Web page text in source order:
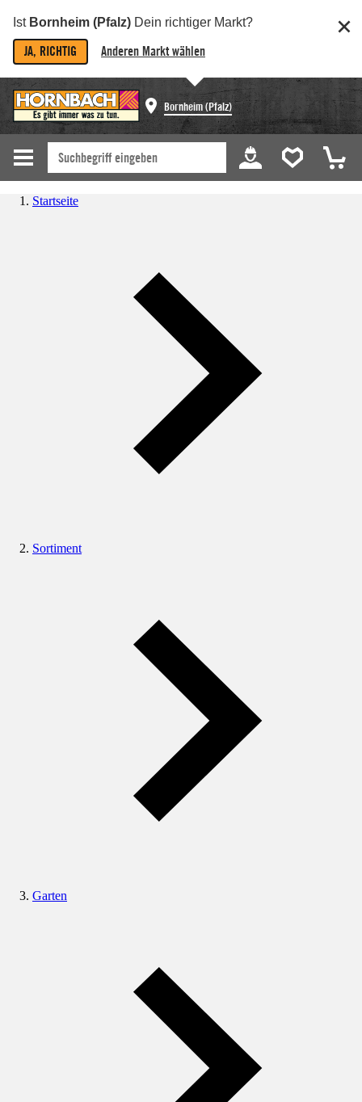
Ist Bornheim (Pfalz) Dein richtiger Markt?
JA, RICHTIG Anderen Markt wählen
Bornheim (Pfalz)
Startseite
Sortiment
Garten